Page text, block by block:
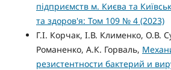
підприємств м. Києва та
та здоров'я: Том 109 № 4 (2023)
Г.І. Корчак, І.В. Клименко, О.В.
Романенко, А.К. Горваль,
резистентности бактерий и